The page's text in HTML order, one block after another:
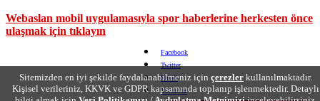
Webaslan mobil uygulamasıyla spor haberlerine herkesten önce
ulaşmak için tıklayın
Facebook
Twitter
Email
Yorumlar
Sitemizden en iyi şekilde faydalanabilmeniz için çerezler kullanılmaktadır.
Kişisel verileriniz, KKVK ve GDPR kapsamında toplanıp işlenmektedir. Detaylı